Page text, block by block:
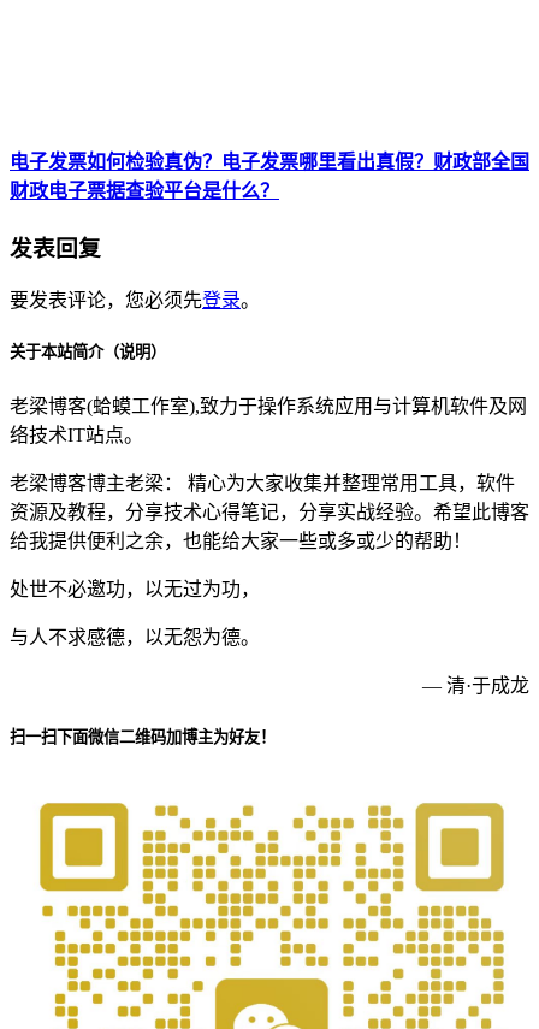
电子发票如何检验真伪？电子发票哪里看出真假？财政部全国
财政电子票据查验平台是什么？
发表回复
要发表评论，您必须先登录。
关于本站简介（说明）
老梁博客(蛤蟆工作室),致力于操作系统应用与计算机软件及网
络技术IT站点。
老梁博客博主老梁： 精心为大家收集并整理常用工具，软件
资源及教程，分享技术心得笔记，分享实战经验。希望此博客
给我提供便利之余，也能给大家一些或多或少的帮助！
处世不必邀功，以无过为功，
与人不求感德，以无怨为德。
— 清·于成龙
扫一扫下面微信二维码加博主为好友！